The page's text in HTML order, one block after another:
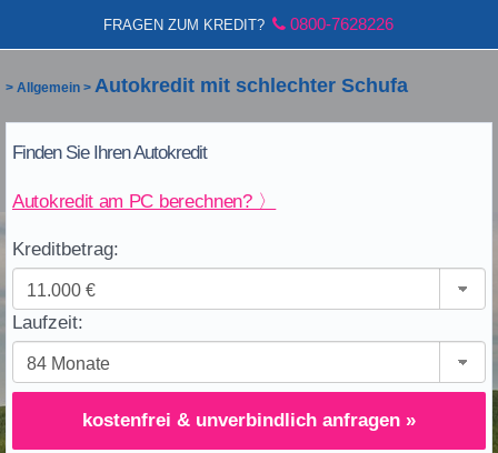
FRAGEN ZUM KREDIT? 0800-7628226
> Allgemein > Autokredit mit schlechter Schufa
Finden Sie Ihren Autokredit
Autokredit am PC berechnen? 〉
Kreditbetrag:
Laufzeit:
kostenfrei & unverbindlich anfragen »